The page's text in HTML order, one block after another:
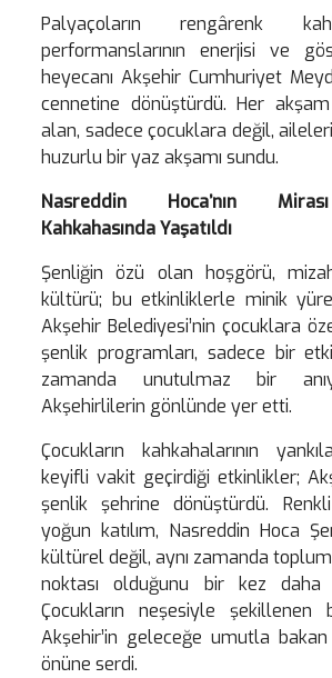
Palyaçoların rengârenk
performanslarının enerjisi ve
heyecanı Akşehir Cumhuriyet
cennetine dönüştürdü. Her akşam
alan, sadece çocuklara değil,
huzurlu bir yaz akşamı sundu.
Nasreddin Hoca’nın
Kahkahasında Yaşatıldı
Şenliğin özü olan hoşgörü,
kültürü; bu etkinliklerle minik
Akşehir Belediyesi’nin çocuklara
şenlik programları, sadece bir
zamanda unutulmaz bir
Akşehirlilerin gönlünde yer etti.
Çocukların kahkahalarının
keyifli vakit geçirdiği etkinlikler;
şenlik şehrine dönüştürdü.
yoğun katılım, Nasreddin Hoca
kültürel değil, aynı zamanda
noktası olduğunu bir kez daha
Çocukların neşesiyle
Akşehir’in geleceğe umutla
önüne serdi.